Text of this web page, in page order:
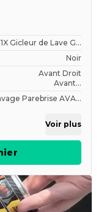
1X Gicleur de Lave G...
Noir
Avant Droit
Avant...
Parebrise AVA...
Voir plus